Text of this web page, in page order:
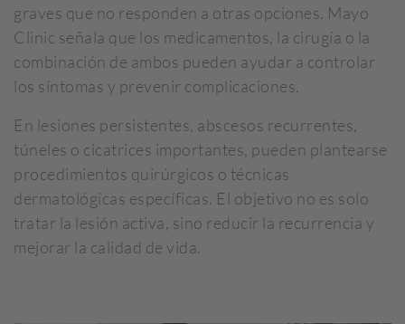
graves que no responden a otras opciones. Mayo
Clinic señala que los medicamentos, la cirugía o la
combinación de ambos pueden ayudar a controlar
los síntomas y prevenir complicaciones.
En lesiones persistentes, abscesos recurrentes,
túneles o cicatrices importantes, pueden plantearse
procedimientos quirúrgicos o técnicas
dermatológicas específicas. El objetivo no es solo
tratar la lesión activa, sino reducir la recurrencia y
mejorar la calidad de vida.